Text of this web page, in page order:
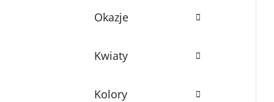
Okazje
Kwiaty
Kolory